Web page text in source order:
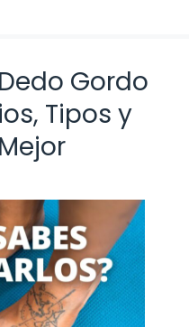
Gordo
Tipos y